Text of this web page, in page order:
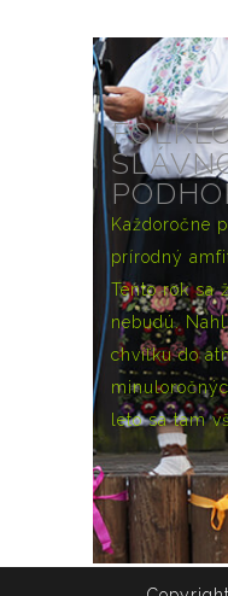
Každoročne
prírodný
Tento rok sa
nebudú.
chvíľku do
leto sa tam